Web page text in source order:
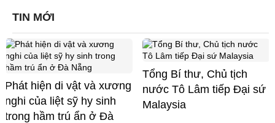
TIN MỚI
Phát hiện di vật và xương
nghi của liệt sỹ hy sinh
trong hầm trú ẩn ở Đà
Tổng Bí thư, Chủ tịch
nước Tô Lâm tiếp Đại sứ
Malaysia